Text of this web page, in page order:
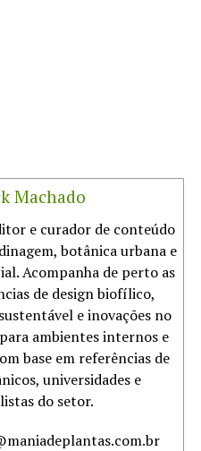
Machado
e curador de conteúdo
botânica urbana e
Acompanha de perto as
de design biofílico,
e inovações no
ambientes internos e
base em referências de
universidades e
do setor.